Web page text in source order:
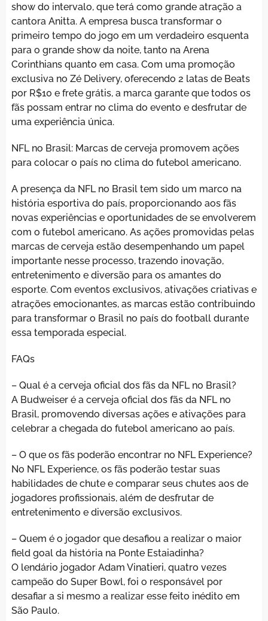
show do intervalo, que terá como grande atração a
cantora Anitta. A empresa busca transformar o
primeiro tempo do jogo em um verdadeiro esquenta
para o grande show da noite, tanto na Arena
Corinthians quanto em casa. Com uma promoção
exclusiva no Zé Delivery, oferecendo 2 latas de Beats
por R$10 e frete grátis, a marca garante que todos os
fãs possam entrar no clima do evento e desfrutar de
uma experiência única.
NFL no Brasil: Marcas de cerveja promovem ações
para colocar o país no clima do futebol americano.
A presença da NFL no Brasil tem sido um marco na
história esportiva do país, proporcionando aos fãs
novas experiências e oportunidades de se envolverem
com o futebol americano. As ações promovidas pelas
marcas de cerveja estão desempenhando um papel
importante nesse processo, trazendo inovação,
entretenimento e diversão para os amantes do
esporte. Com eventos exclusivos, ativações criativas e
atrações emocionantes, as marcas estão contribuindo
para transformar o Brasil no país do football durante
essa temporada especial.
FAQs
– Qual é a cerveja oficial dos fãs da NFL no Brasil?
A Budweiser é a cerveja oficial dos fãs da NFL no
Brasil, promovendo diversas ações e ativações para
celebrar a chegada do futebol americano ao país.
– O que os fãs poderão encontrar no NFL Experience?
No NFL Experience, os fãs poderão testar suas
habilidades de chute e comparar seus chutes aos de
jogadores profissionais, além de desfrutar de
entretenimento e diversão exclusivos.
– Quem é o jogador que desafiou a realizar o maior
field goal da história na Ponte Estaiadinha?
O lendário jogador Adam Vinatieri, quatro vezes
campeão do Super Bowl, foi o responsável por
desafiar a si mesmo a realizar esse feito inédito em
São Paulo.